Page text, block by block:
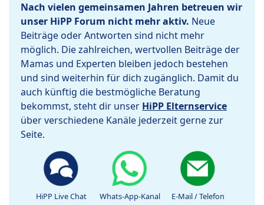
Nach vielen gemeinsamen Jahren betreuen wir
unser HiPP Forum nicht mehr aktiv. Neue
Beiträge oder Antworten sind nicht mehr
möglich. Die zahlreichen, wertvollen Beiträge der
Mamas und Experten bleiben jedoch bestehen
und sind weiterhin für dich zugänglich. Damit du
auch künftig die bestmögliche Beratung
bekommst, steht dir unser HiPP Elternservice
über verschiedene Kanäle jederzeit gerne zur
Seite.
HiPP Live Chat Whats-App-Kanal E-Mail / Telefon